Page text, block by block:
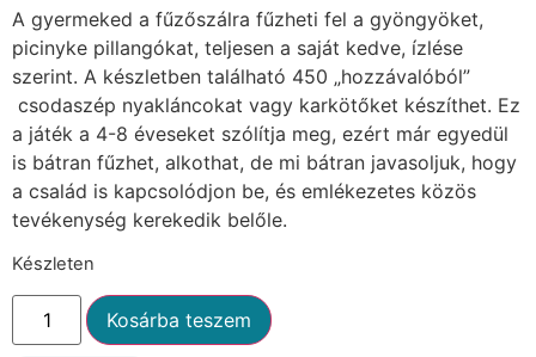
A gyermeked a fűzőszálra fűzheti fel a gyöngyöket,
picinyke pillangókat, teljesen a saját kedve, ízlése
szerint. A készletben található 450 „hozzávalóból”
csodaszép nyakláncokat vagy karkötőket készíthet. Ez
a játék a 4-8 éveseket szólítja meg, ezért már egyedül
is bátran fűzhet, alkothat, de mi bátran javasoljuk, hogy
a család is kapcsolódjon be, és emlékezetes közös
tevékenység kerekedik belőle.
Készleten
Kosárba teszem